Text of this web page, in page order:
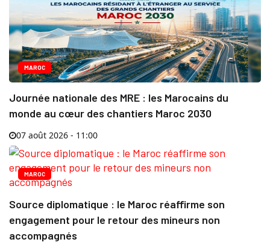
MAROC
Journée nationale des MRE : les Marocains du
monde au cœur des chantiers Maroc 2030
07 août 2026 - 11:00
MAROC
Source diplomatique : le Maroc réaffirme son
engagement pour le retour des mineurs non
accompagnés